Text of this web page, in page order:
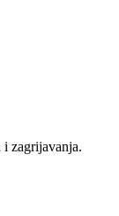
zagrijavanja.